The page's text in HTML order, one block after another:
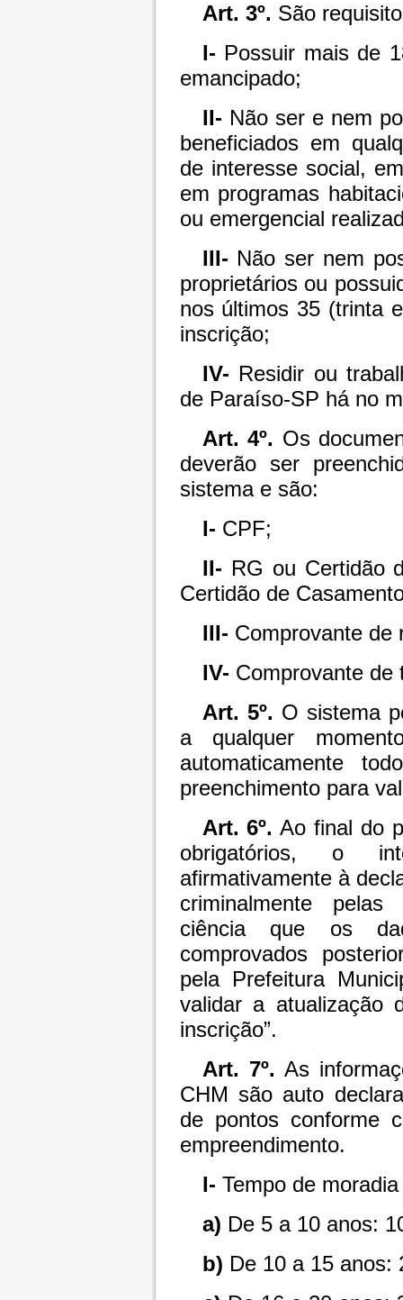
Art. 3º. São
I- Possuir mais de
emancipado;
II- Não ser e nem
beneficiados em
de interesse social,
em programas
ou emergencial
III- Não ser nem
proprietários ou
nos últimos 35 (trinta
inscrição;
IV- Residir ou
de Paraíso-SP há no
Art. 4º. Os
deverão ser
sistema e são:
I- CPF;
II- RG ou Certidão
Certidão de
III- Comprovante de
IV- Comprovante de
Art. 5º. O sistema
a qualquer
automaticamente
preenchimento para
Art. 6º. Ao final do
obrigatórios, o
afirmativamente à
criminalmente pelas
ciência que os
comprovados
pela Prefeitura
validar a atualização
inscrição”.
Art. 7º. As
CHM são auto
de pontos conforme
empreendimento.
I- Tempo de
a) De 5 a 10 anos:
b) De 10 a 15 anos: